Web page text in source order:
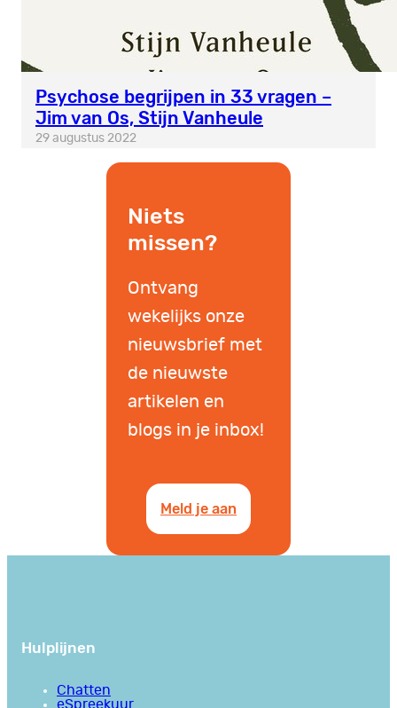
Psychose begrijpen in 33 vragen –
Jim van Os, Stijn Vanheule
29 augustus 2022
Niets
missen?
Ontvang
wekelijks onze
nieuwsbrief met
de nieuwste
artikelen en
blogs in je inbox!
Meld je aan
Hulplijnen
Chatten
eSpreekuur